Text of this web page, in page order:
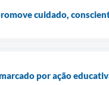
cuidado,
por ação